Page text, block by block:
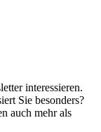
interessieren.
Sie besonders?
auch mehr als